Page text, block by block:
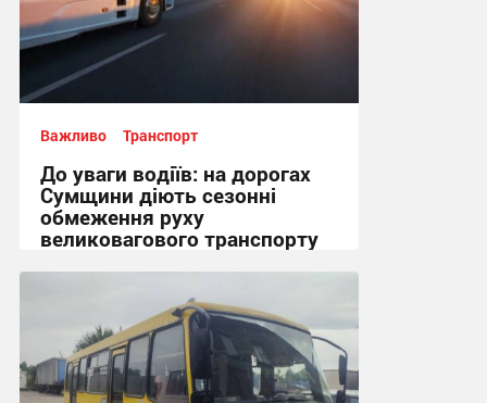
Важливо Транспорт
До уваги водіїв: на дорогах
Сумщини діють сезонні
обмеження руху
великовагового транспорту